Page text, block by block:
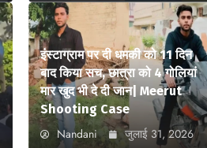
इंस्टाग्राम पर दी धमकी को 11 दिन
बाद किया सच, छात्रा को 4 गोलियां
मार खुद भी दे दी जान| Meerut
Shooting Case
Nandani जुलाई 31, 2026